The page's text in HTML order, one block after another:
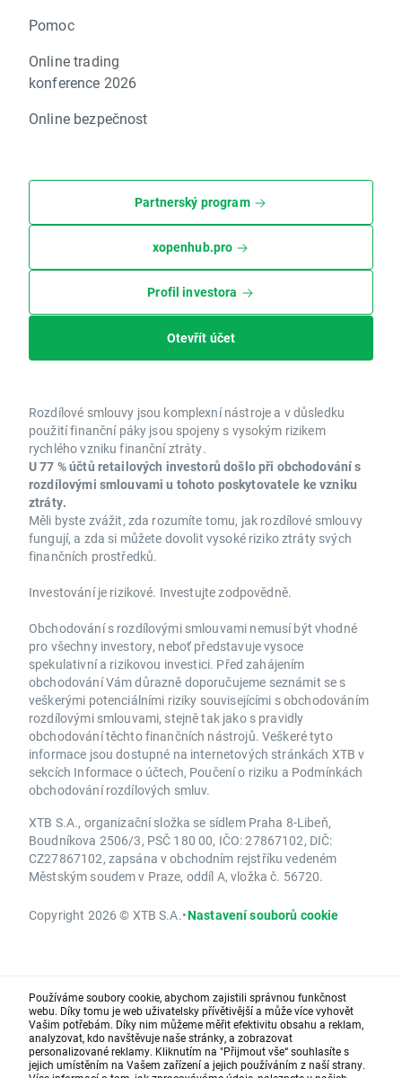
Pomoc
Online trading
konference 2026
Online bezpečnost
Partnerský program
xopenhub.pro
Profil investora
Otevřít účet
Rozdílové smlouvy jsou komplexní nástroje a v důsledku
použití finanční páky jsou spojeny s vysokým rizikem
rychlého vzniku finanční ztráty.
U 77 % účtů retailových investorů došlo při obchodování s
rozdílovými smlouvami u tohoto poskytovatele ke vzniku
ztráty.
Měli byste zvážit, zda rozumíte tomu, jak rozdílové smlouvy
fungují, a zda si můžete dovolit vysoké riziko ztráty svých
finančních prostředků.
Investování je rizikové. Investujte zodpovědně.
Obchodování s rozdílovými smlouvami nemusí být vhodné
pro všechny investory, neboť představuje vysoce
spekulativní a rizikovou investici. Před zahájením
obchodování Vám důrazně doporučujeme seznámit se s
veškerými potenciálními riziky souvisejícími s obchodováním
rozdílovými smlouvami, stejně tak jako s pravidly
obchodování těchto finančních nástrojů. Veškeré tyto
informace jsou dostupné na internetových stránkách XTB v
sekcích Informace o účtech, Poučení o riziku a Podmínkách
obchodování rozdílových smluv.
XTB S.A., organizační složka se sídlem Praha 8-Libeň,
Boudníkova 2506/3, PSČ 180 00, IČO: 27867102, DIČ:
CZ27867102, zapsána v obchodním rejstříku vedeném
Městským soudem v Praze, oddíl A, vložka č. 56720.
Copyright 2026 © XTB S.A.•Nastavení souborů cookie
Používáme soubory cookie, abychom zajistili správnou funkčnost
webu. Díky tomu je web uživatelsky přívětivější a může více vyhovět
Vašim potřebám. Díky nim můžeme měřit efektivitu obsahu a reklam,
analyzovat, kdo navštěvuje naše stránky, a zobrazovat
personalizované reklamy. Kliknutím na "Přijmout vše“ souhlasíte s
jejich umístěním na Vašem zařízení a jejich používáním z naší strany.